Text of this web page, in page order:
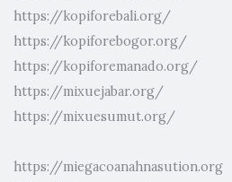
https://kopiforebali.org/
https://kopiforebogor.org/
https://kopiforemanado.org/
https://mixuejabar.org/
https://mixuesumut.org/
https://miegacoanahnasution.org